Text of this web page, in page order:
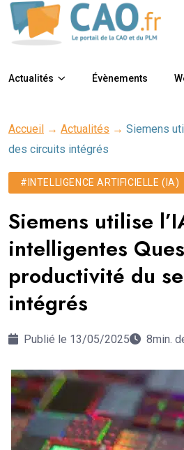
Actualités Évènements
Accueil → Actualités → Siemens
des circuits intégrés
#INTELLIGENCE ARTIFICIELLE (IA)
Siemens utilise
intelligentes
productivité du
intégrés
Publié le 13/05/2025 8min.